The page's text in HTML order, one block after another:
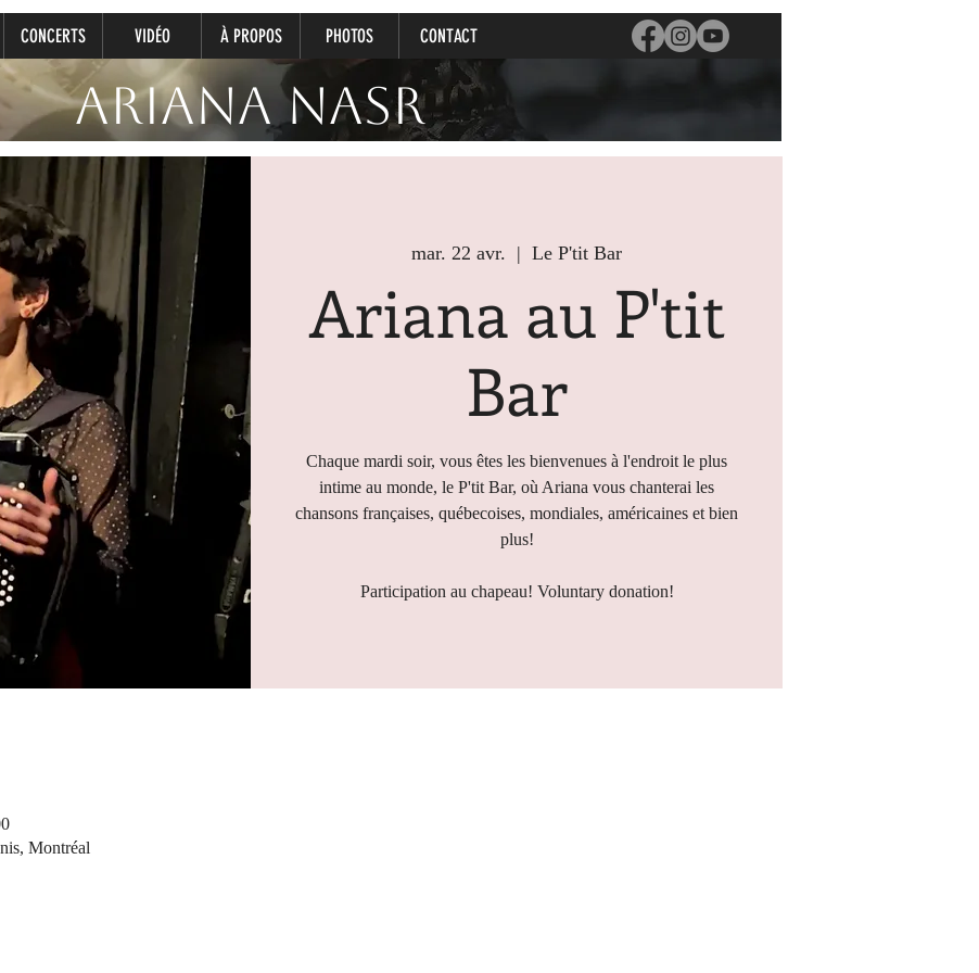
CONCERTS VIDÉO À PROPOS PHOTOS CONTACT
Ariana Nasr
mar. 22 avr.
  |
Le P'tit Bar
Ariana au P'tit
Bar
Chaque mardi soir, vous êtes les bienvenues à l'endroit le plus
intime au monde, le P'tit Bar, où Ariana vous chanterai les
chansons françaises, québecoises, mondiales, américaines et bien
plus!
Participation au chapeau! Voluntary donation!
Montréal